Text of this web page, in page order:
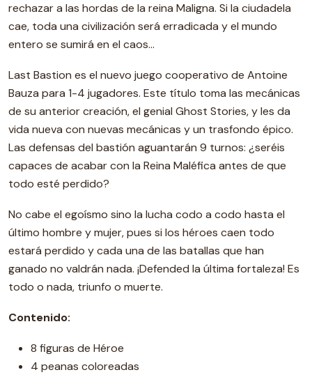
rechazar a las hordas de la reina Maligna. Si la ciudadela
cae, toda una civilización será erradicada y el mundo
entero se sumirá en el caos…
Last Bastion es el nuevo juego cooperativo de Antoine
Bauza para 1-4 jugadores. Este título toma las mecánicas
de su anterior creación, el genial Ghost Stories, y les da
vida nueva con nuevas mecánicas y un trasfondo épico.
Las defensas del bastión aguantarán 9 turnos: ¿seréis
capaces de acabar con la Reina Maléfica antes de que
todo esté perdido?
No cabe el egoísmo sino la lucha codo a codo hasta el
último hombre y mujer, pues si los héroes caen todo
estará perdido y cada una de las batallas que han
ganado no valdrán nada. ¡Defended la última fortaleza! Es
todo o nada, triunfo o muerte.
Contenido:
8 figuras de Héroe
4 peanas coloreadas